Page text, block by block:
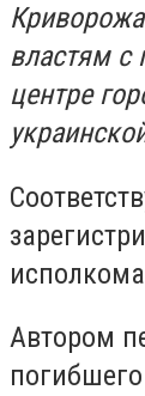
властям с
центре
Автором